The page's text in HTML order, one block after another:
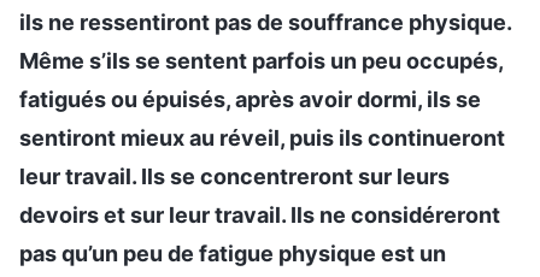
ils ne ressentiront pas de souffrance physique.
Même s’ils se sentent parfois un peu occupés,
fatigués ou épuisés, après avoir dormi, ils se
sentiront mieux au réveil, puis ils continueront
leur travail. Ils se concentreront sur leurs
devoirs et sur leur travail. Ils ne considéreront
pas qu’un peu de fatigue physique est un